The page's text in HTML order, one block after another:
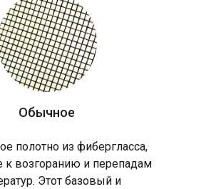
Обычное
полотно из фибергласса,
к возгоранию и перепадам
Этот базовый и